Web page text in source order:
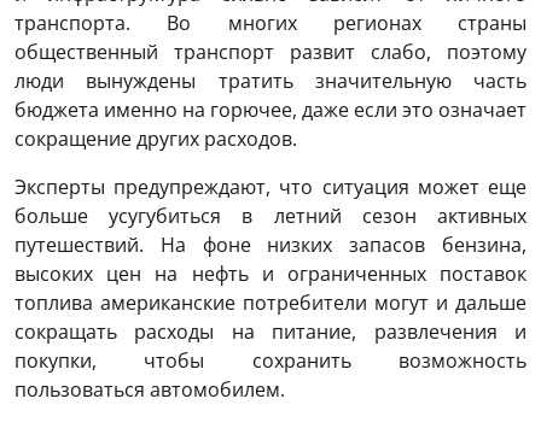
транспорта. Во многих регионах страны
общественный транспорт развит слабо, поэтому
люди вынуждены тратить значительную часть
бюджета именно на горючее, даже если это означает
сокращение других расходов.
Эксперты предупреждают, что ситуация может еще
больше усугубиться в летний сезон активных
путешествий. На фоне низких запасов бензина,
высоких цен на нефть и ограниченных поставок
топлива американские потребители могут и дальше
сокращать расходы на питание, развлечения и
покупки, чтобы сохранить возможность
пользоваться автомобилем.